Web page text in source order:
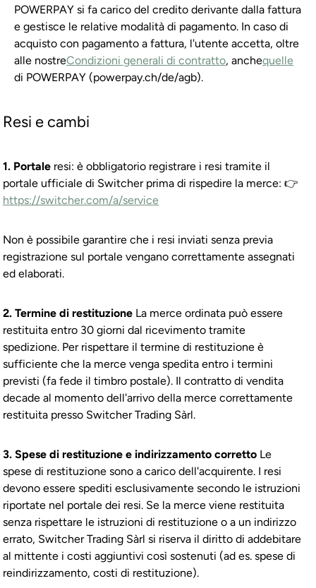
POWERPAY si fa carico del credito derivante dalla fattura
e gestisce le relative modalità di pagamento. In caso di
acquisto con pagamento a fattura, l'utente accetta, oltre
alle nostreCondizioni generali di contratto, anchequelle
di POWERPAY (powerpay.ch/de/agb).
Resi e cambi
1. Portale resi: è obbligatorio registrare i resi tramite il
portale ufficiale di Switcher prima di rispedire la merce: 👉
https://switcher.com/a/service
Non è possibile garantire che i resi inviati senza previa
registrazione sul portale vengano correttamente assegnati
ed elaborati.
2. Termine di restituzione La merce ordinata può essere
restituita entro 30 giorni dal ricevimento tramite
spedizione. Per rispettare il termine di restituzione è
sufficiente che la merce venga spedita entro i termini
previsti (fa fede il timbro postale). Il contratto di vendita
decade al momento dell'arrivo della merce correttamente
restituita presso Switcher Trading Sàrl.
3. Spese di restituzione e indirizzamento corretto Le
spese di restituzione sono a carico dell'acquirente. I resi
devono essere spediti esclusivamente secondo le istruzioni
riportate nel portale dei resi. Se la merce viene restituita
senza rispettare le istruzioni di restituzione o a un indirizzo
errato, Switcher Trading Sàrl si riserva il diritto di addebitare
al mittente i costi aggiuntivi così sostenuti (ad es. spese di
reindirizzamento, costi di restituzione).